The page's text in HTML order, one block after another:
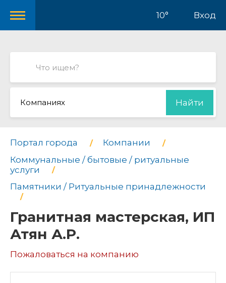
10° Вход
Компаниях Найти
Портал города
Компании
Коммунальные / бытовые / ритуальные
услуги
Памятники / Ритуальные принадлежности
Гранитная мастерская, ИП
Атян А.Р.
Пожаловаться на компанию